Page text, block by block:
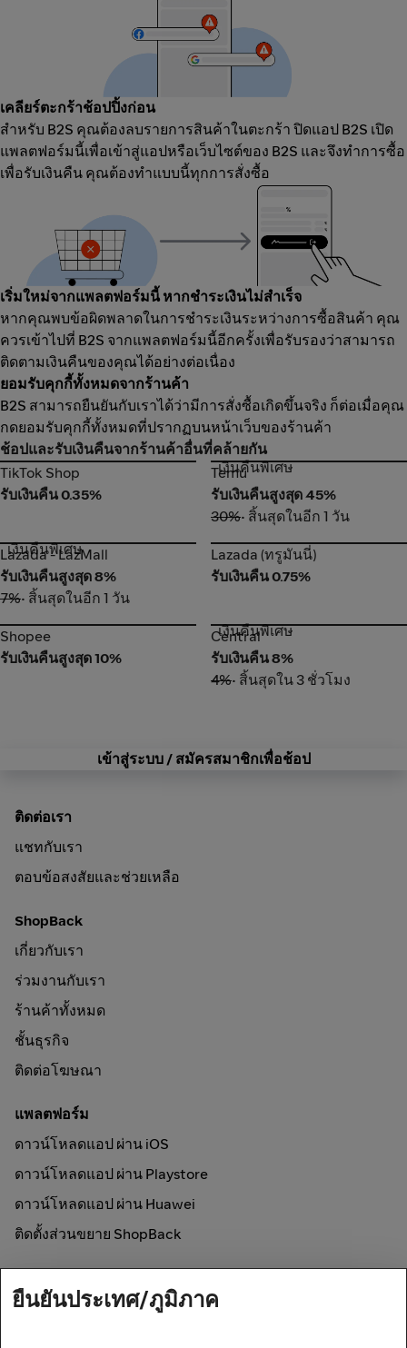
เคลียร์ตะกร้าช้อปปิ้งก่อน
สำหรับ B2S คุณต้องลบรายการสินค้าในตะกร้า ปิดแอป B2S เปิด
แพลตฟอร์มนี้เพื่อเข้าสู่แอปหรือเว็บไซต์ของ B2S และจึงทำการซื้อ
เพื่อรับเงินคืน คุณต้องทำแบบนี้ทุกการสั่งซื้อ
เริ่มใหม่จากแพลตฟอร์มนี้ หากชำระเงินไม่สำเร็จ
หากคุณพบข้อผิดพลาดในการชำระเงินระหว่างการซื้อสินค้า คุณ
ควรเข้าไปที่ B2S จากแพลตฟอร์มนี้อีกครั้งเพื่อรับรองว่าสามารถ
ติดตามเงินคืนของคุณได้อย่างต่อเนื่อง
ยอมรับคุกกี้ทั้งหมดจากร้านค้า
B2S สามารถยืนยันกับเราได้ว่ามีการสั่งซื้อเกิดขึ้นจริง ก็ต่อเมื่อคุณ
กดยอมรับคุกกี้ทั้งหมดที่ปรากฏบนหน้าเว็บของร้านค้า
ช้อปและรับเงินคืนจากร้านค้าอื่นที่คล้ายกัน
TikTok Shop
TikTok Shop
รับเงินคืน 0.35%
Temu
เงินคืนพิเศษ
Temu
รับเงินคืนสูงสุด 45%
30%• สิ้นสุดในอีก 1 วัน
Lazada - LazMall
เงินคืนพิเศษ
Lazada - LazMall
รับเงินคืนสูงสุด 8%
7%• สิ้นสุดในอีก 1 วัน
Lazada (ทรูมันนี่)
Lazada (ทรูมันนี่)
รับเงินคืน 0.75%
Shopee
Shopee
รับเงินคืนสูงสุด 10%
Central
เงินคืนพิเศษ
Central
รับเงินคืน 8%
4%• สิ้นสุดใน 3 ชั่วโมง
เข้าสู่ระบบ / สมัครสมาชิกเพื่อช้อป
ติดต่อเรา
แชทกับเรา
ตอบข้อสงสัยและช่วยเหลือ
ShopBack
เกี่ยวกับเรา
ร่วมงานกับเรา
ร้านค้าทั้งหมด
ชั้นธุรกิจ
ติดต่อโฆษณา
แพลตฟอร์ม
ดาวน์โหลดแอป ผ่าน iOS
ดาวน์โหลดแอป ผ่าน Playstore
ดาวน์โหลดแอป ผ่าน Huawei
ติดตั้งส่วนขยาย ShopBack
ช้อปออนไลน์และรับเงินคืน
ยืนยันประเทศ/ภูมิภาค